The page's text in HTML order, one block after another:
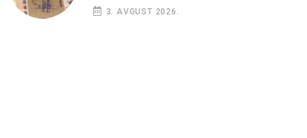
3. AVGUST 2026.